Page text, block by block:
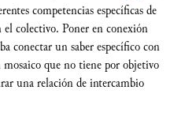
competencias específicas de
colectivo. Poner en conexión
conectar un saber específico con
que no tiene por objetivo
una relación de intercambio